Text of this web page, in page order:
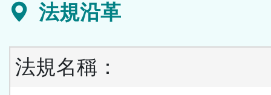
法規沿革
法規名稱：